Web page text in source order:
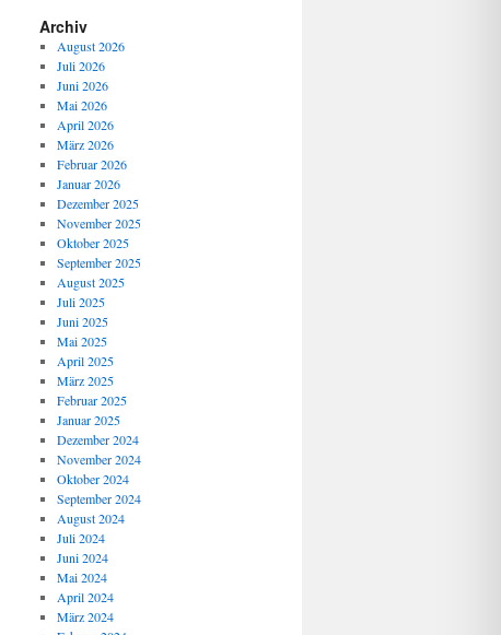
Archiv
August 2026
Juli 2026
Juni 2026
Mai 2026
April 2026
März 2026
Februar 2026
Januar 2026
Dezember 2025
November 2025
Oktober 2025
September 2025
August 2025
Juli 2025
Juni 2025
Mai 2025
April 2025
März 2025
Februar 2025
Januar 2025
Dezember 2024
November 2024
Oktober 2024
September 2024
August 2024
Juli 2024
Juni 2024
Mai 2024
April 2024
März 2024